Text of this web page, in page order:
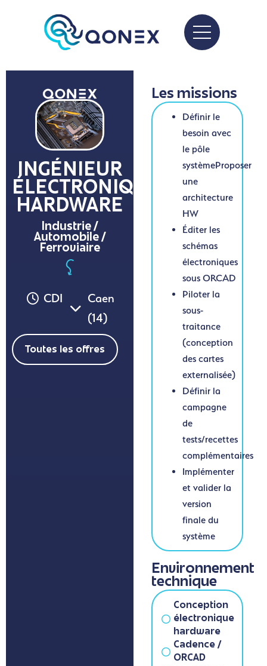
INGÉNIEUR
ÉLECTRONIQUE
HARDWARE
Industrie /
Automobile /
Ferroviaire
CDI
Caen
(14)
Toutes les offres
Les missions
Définir le
besoin avec
le pôle
systèmeProposer
une
architecture
HW
Éditer les
schémas
électroniques
sous ORCAD
Piloter la
sous-
traitance
(conception
des cartes
externalisée)
Définir la
campagne
de
tests/recettes
complémentaires
Implémenter
et valider la
version
finale du
système
Environnement
technique
Conception
électronique
hardware
Cadence /
ORCAD